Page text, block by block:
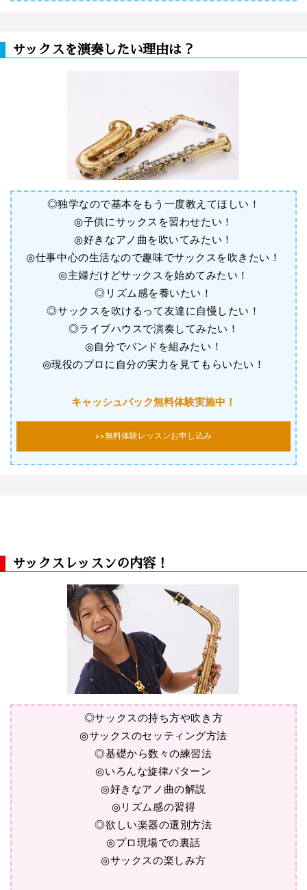
サックスを演奏したい理由は？
◎独学なので基本をもう一度教えてほしい！
◎子供にサックスを習わせたい！
◎好きなアノ曲を吹いてみたい！
◎仕事中心の生活なので趣味でサックスを吹きたい！
◎主婦だけどサックスを始めてみたい！
◎リズム感を養いたい！
◎サックスを吹けるって友達に自慢したい！
◎ライブハウスで演奏してみたい！
◎自分でバンドを組みたい！
◎現役のプロに自分の実力を見てもらいたい！
キャッシュバック無料体験実施中！
>>無料体験レッスンお申し込み
サックスレッスンの内容！
◎サックスの持ち方や吹き方
◎サックスのセッティング方法
◎基礎から数々の練習法
◎いろんな旋律パターン
◎好きなアノ曲の解説
◎リズム感の習得
◎欲しい楽器の選別方法
◎プロ現場での裏話
◎サックスの楽しみ方